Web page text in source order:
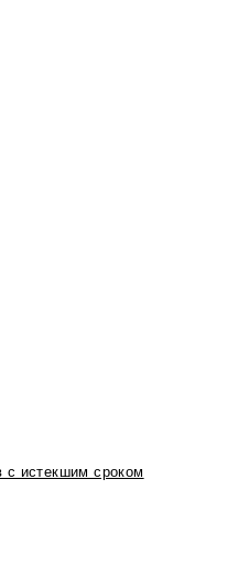
с истекшим сроком